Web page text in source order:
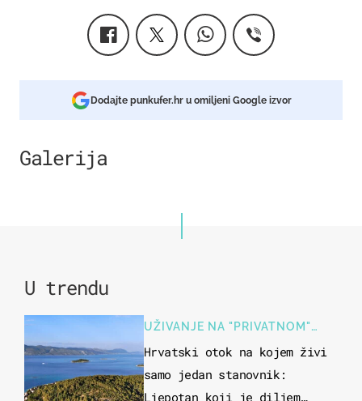
Dodajte punkufer.hr u omiljeni Google izvor
Galerija
U trendu
UŽIVANJE NA "PRIVATNOM"
OTOKU
Hrvatski otok na kojem živi
samo jedan stanovnik:
Ljepotan koji je diljem